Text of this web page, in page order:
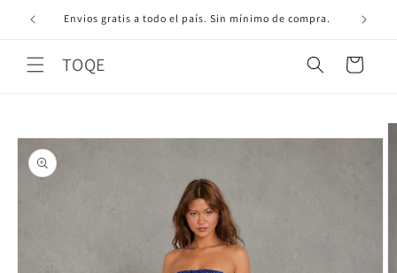
directamenteEnvios gratis a todo el país. Sin mínimo de compra.
TOQE Carrito
a la
información
del producto